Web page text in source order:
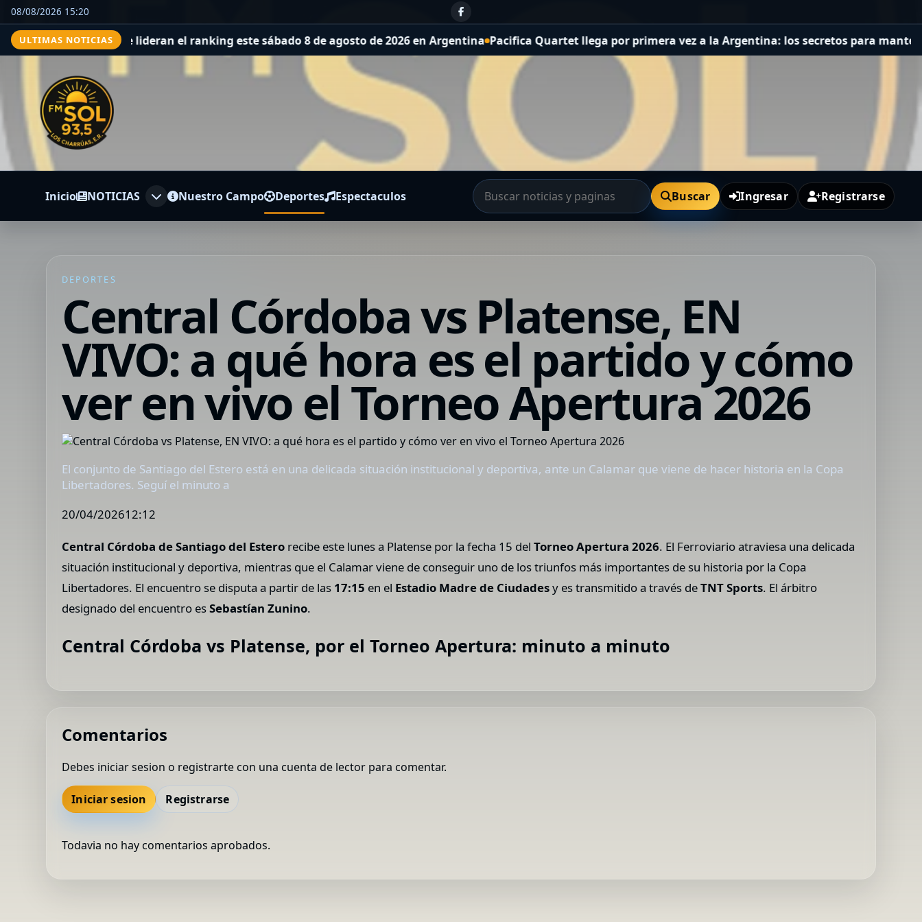
08/08/2026 15:20
ULTIMAS NOTICIAS
y películas que lideran el ranking este sábado 8 de agosto de 2026 en Argentina Pacifica Quartet llega por primera vez a la Argentina: los secretos para mantener a
Inicio NOTICIAS Nuestro Campo Deportes Espectaculos Buscar Ingresar Registrarse
DEPORTES
Central Córdoba vs Platense, EN
VIVO: a qué hora es el partido y cómo
ver en vivo el Torneo Apertura 2026
El conjunto de Santiago del Estero está en una delicada situación institucional y deportiva, ante un Calamar que viene de hacer historia en la Copa
Libertadores. Seguí el minuto a
20/04/202612:12
Central Córdoba de Santiago del Estero recibe este lunes a Platense por la fecha 15 delTorneo Apertura 2026. El Ferroviario atraviesa una delicada
situación institucional y deportiva, mientras que el Calamar viene de conseguir uno de los triunfos más importantes de su historia por la Copa
Libertadores. El encuentro se disputa a partir de las 17:15 en el Estadio Madre de Ciudadesy es transmitido a través deTNT Sports. El árbitro
designado del encuentro esSebastían Zunino.
Central Córdoba vs Platense, por el Torneo Apertura: minuto a minuto
Comentarios
Debes iniciar sesion o registrarte con una cuenta de lector para comentar.
Iniciar sesion Registrarse
Todavia no hay comentarios aprobados.